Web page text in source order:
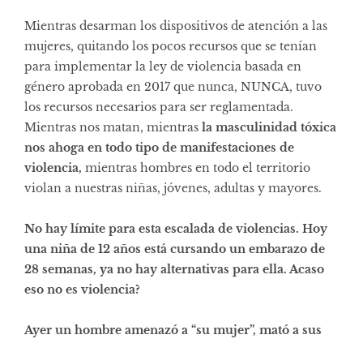
Mientras desarman los dispositivos de atención a las
mujeres, quitando los pocos recursos que se tenían
para implementar la ley de violencia basada en
género aprobada en 2017 que nunca, NUNCA, tuvo
los recursos necesarios para ser reglamentada.
Mientras nos matan, mientras la masculinidad tóxica
nos ahoga en todo tipo de manifestaciones de
violencia, mientras hombres en todo el territorio
violan a nuestras niñas, jóvenes, adultas y mayores.
No hay límite para esta escalada de violencias. Hoy
una niña de 12 años está cursando un embarazo de
28 semanas, ya no hay alternativas para ella. Acaso
eso no es violencia?
Ayer un hombre amenazó a “su mujer”, mató a sus